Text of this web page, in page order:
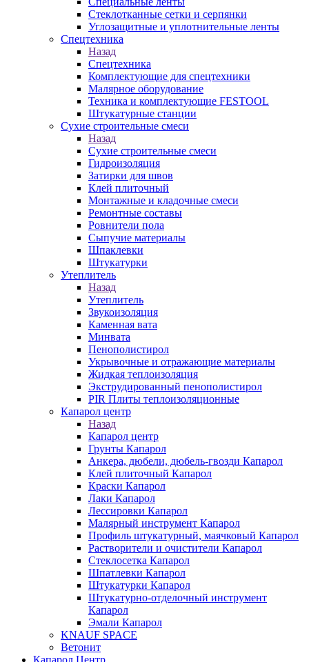
Стеклотканные сетки и серпянки
Углозащитные и уплотнительные ленты
Спецтехника
Назад
Спецтехника
Комплектующие для спецтехники
Малярное оборудование
Техника и комплектующие FESTOOL
Штукатурные станции
Сухие строительные смеси
Назад
Сухие строительные смеси
Гидроизоляция
Затирки для швов
Клей плиточный
Монтажные и кладочные смеси
Ремонтные составы
Ровнители пола
Сыпучие материалы
Шпаклевки
Штукатурки
Утеплитель
Назад
Утеплитель
Звукоизоляция
Каменная вата
Минвата
Пенополистирол
Укрывочные и отражающие материалы
Жидкая теплоизоляция
Экструдированный пенополистирол
PIR Плиты теплоизоляционные
Капарол центр
Назад
Капарол центр
Грунты Капарол
Анкера, дюбели, дюбель-гвозди Капарол
Клей плиточный Капарол
Краски Капарол
Лаки Капарол
Лессировки Капарол
Малярный инструмент Капарол
Профиль штукатурный, маячковый Капарол
Растворители и очистители Капарол
Cтеклосетка Капарол
Шпатлевки Капарол
Штукатурки Капарол
Штукатурно-отделочный инструмент
Капарол
Эмали Капарол
KNAUF SPACE
Ветонит
Капарол Центр